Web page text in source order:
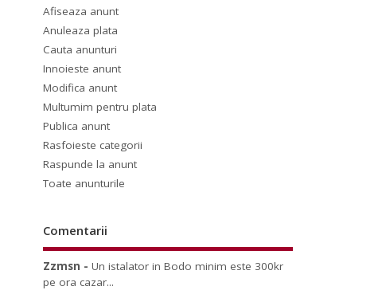
Afiseaza anunt
Anuleaza plata
Cauta anunturi
Innoieste anunt
Modifica anunt
Multumim pentru plata
Publica anunt
Rasfoieste categorii
Raspunde la anunt
Toate anunturile
Comentarii
Zzmsn -Un istalator in Bodo minim este 300kr
pe ora cazar...